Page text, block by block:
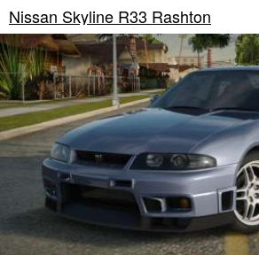
Nissan Skyline R33 Rashton